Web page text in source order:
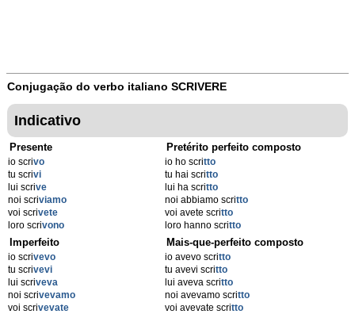
Conjugação do verbo italiano SCRIVERE
Indicativo
Presente
io scrivo
tu scrivi
lui scrive
noi scriviamo
voi scrivete
loro scrivono
Pretérito perfeito composto
io ho scritto
tu hai scritto
lui ha scritto
noi abbiamo scritto
voi avete scritto
loro hanno scritto
Imperfeito
io scrivevo
tu scrivevi
lui scriveva
noi scrivevamo
voi scrivevate
Mais-que-perfeito composto
io avevo scritto
tu avevi scritto
lui aveva scritto
noi avevamo scritto
voi avevate scritto